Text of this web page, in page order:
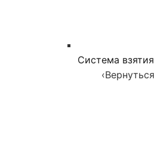
Система
‹